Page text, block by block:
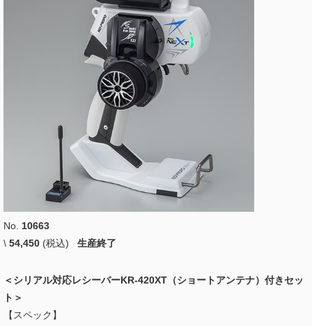
No. 10663
\ 54,450 (税込) 生産終了
＜シリアル対応レシーバーKR-420XT（ショートアンテナ）付きセッ
ト＞
【スペック】